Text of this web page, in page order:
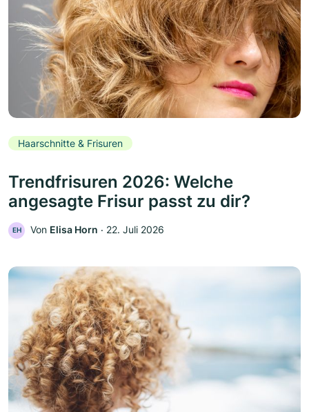
Haarschnitte & Frisuren
Trendfrisuren 2026: Welche
angesagte Frisur passt zu dir?
EH Von Elisa Horn ‧ 22. Juli 2026